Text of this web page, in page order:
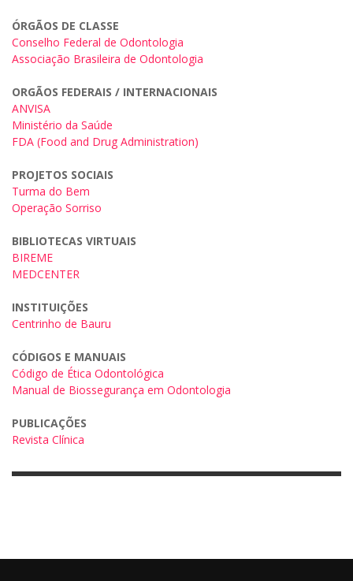
ÓRGÃOS DE CLASSE
Conselho Federal de Odontologia
Associação Brasileira de Odontologia
ORGÃOS FEDERAIS / INTERNACIONAIS
ANVISA
Ministério da Saúde
FDA (Food and Drug Administration)
PROJETOS SOCIAIS
Turma do Bem
Operação Sorriso
BIBLIOTECAS VIRTUAIS
BIREME
MEDCENTER
INSTITUIÇÕES
Centrinho de Bauru
CÓDIGOS E MANUAIS
Código de Ética Odontológica
Manual de Biossegurança em Odontologia
PUBLICAÇÕES
Revista Clínica